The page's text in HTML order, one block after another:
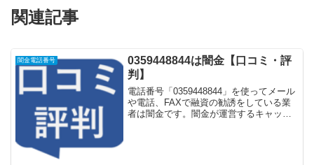
関連記事
闇金電話番号
0359448844は闇金【口コミ・評
判】
電話番号「0359448844」を使ってメール
や電話、FAXで融資の勧誘をしている業
者は闇金です。闇金が運営するキャッシ